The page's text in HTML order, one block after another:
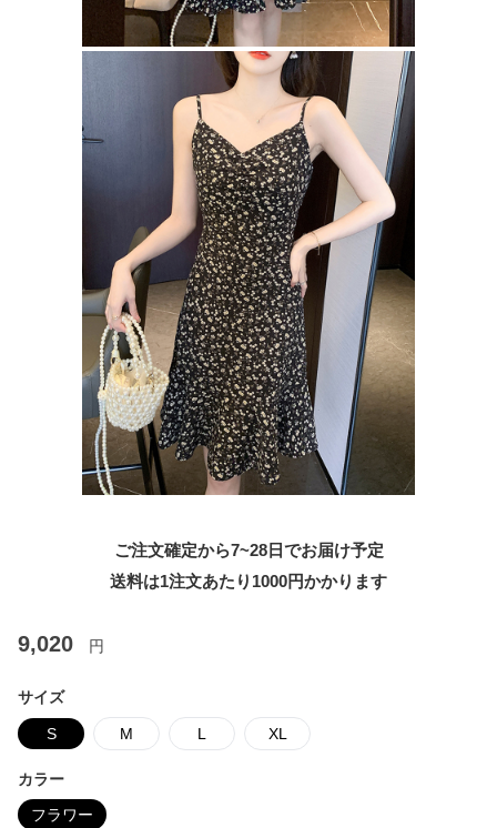
ご注文確定から7~28日でお届け予定
送料は1注文あたり 1000円かかります
9,020 円
サイズ
S M L XL
カラー
フラワー